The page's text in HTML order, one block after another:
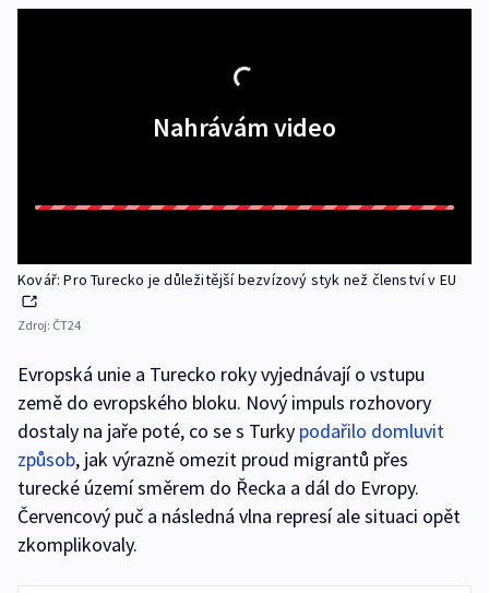
Nahrávám video
Kovář: Pro Turecko je důležitější bezvízový styk než členství v EU
Zdroj: ČT24
Evropská unie a Turecko roky vyjednávají o vstupu
země do evropského bloku. Nový impuls rozhovory
dostaly na jaře poté, co se s Turky podařilo domluvit
způsob, jak výrazně omezit proud migrantů přes
turecké území směrem do Řecka a dál do Evropy.
Červencový puč a následná vlna represí ale situaci opět
zkomplikovaly.